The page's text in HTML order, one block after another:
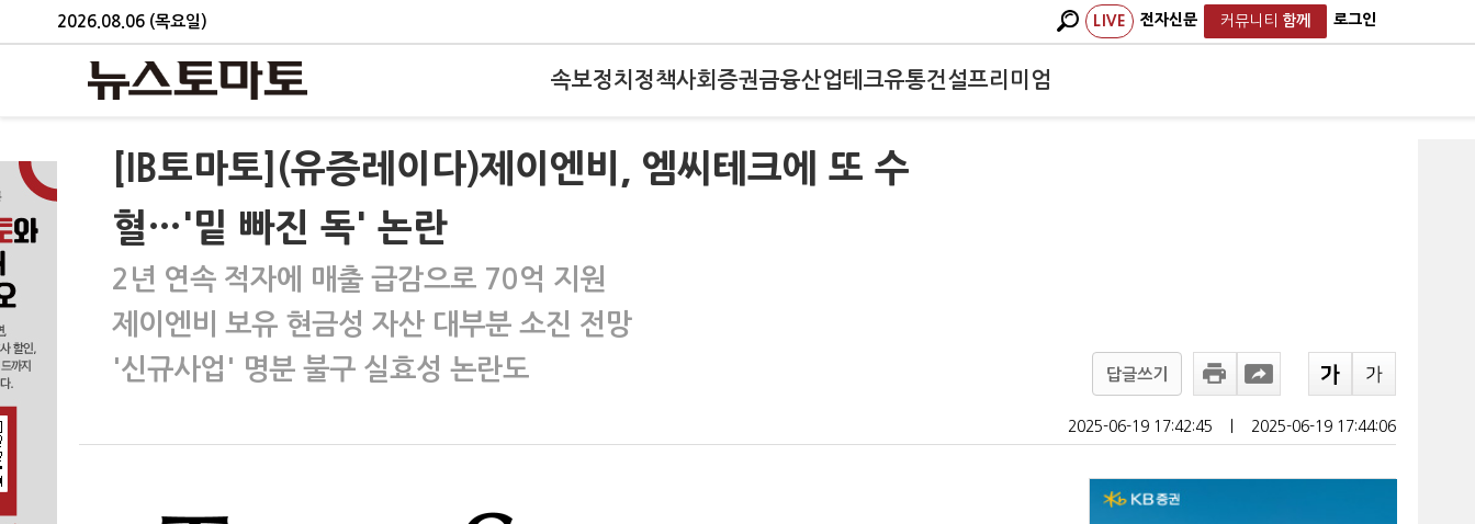
2026.08.06 (목요일) LIVE 전자신문 커뮤니티 함께 로그인
속보정치 정책사회 증권금융산업테크유통건설프리미엄
[IB토마토](유증레이다)제이엔비, 엠씨테크에 또 수
혈…'밑 빠진 독' 논란
2년 연속 적자에 매출 급감으로 70억 지원
제이엔비 보유 현금성 자산 대부분 소진 전망
'신규사업' 명분 불구 실효성 논란도
답글쓰기
2025-06-19 17:42:45 2025-06-19 17:44:06